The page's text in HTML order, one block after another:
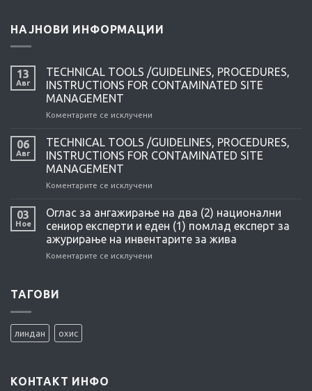
НАЈНОВИ ИНФОРМАЦИИ
13
Авг
TECHNICAL TOOLS /GUIDELINES, PROCEDURES,
INSTRUCTIONS FOR CONTAMINATED SITE
MANAGEMENT
Коментарите се исклучени
TOOLS
/GUIDELINES,
SITE
MANAGEMENT
06
Авг
TECHNICAL TOOLS /GUIDELINES, PROCEDURES,
INSTRUCTIONS FOR CONTAMINATED SITE
MANAGEMENT
Коментарите се исклучени
TOOLS
/GUIDELINES,
PROCEDURES,
INSTRUCTIONS
03
Ное
Оглас за ангажирање на два (2) национални
сениор експерти и еден (1) помлад експерт за
ажурирање на инвентарите за жива
Коментарите се исклучени
ТАГОВИ
линдан охис
КОНТАКТ ИНФО